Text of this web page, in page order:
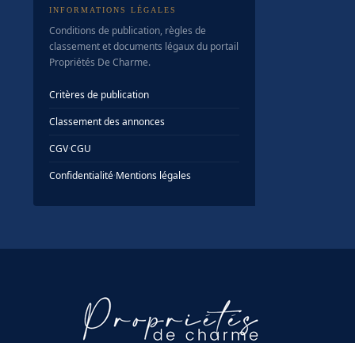
INFORMATIONS LÉGALES
Conditions de publication, règles de
classement et documents légaux du portail
Propriétés De Charme.
Critères de publication
Classement des annonces
CGV·CGU
Confidentialité·Mentions légales